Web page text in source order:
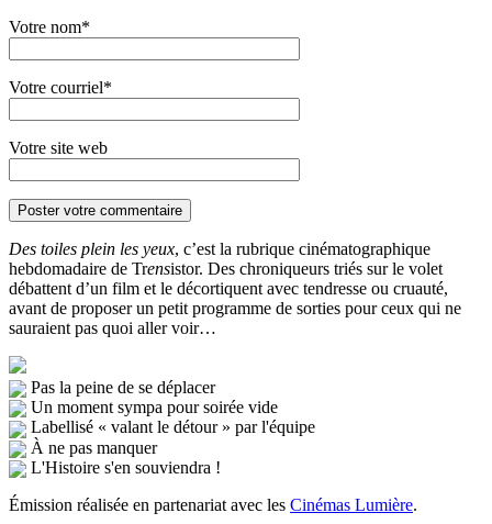
Votre nom*
Votre courriel*
Votre site web
Des toiles plein les yeux, c’est la rubrique cinématographique
hebdomadaire de Trensistor. Des chroniqueurs triés sur le volet
débattent d’un film et le décortiquent avec tendresse ou cruauté,
avant de proposer un petit programme de sorties pour ceux qui ne
sauraient pas quoi aller voir…
Pas la peine de se déplacer
Un moment sympa pour soirée vide
Labellisé « valant le détour » par l'équipe
À ne pas manquer
L'Histoire s'en souviendra !
Émission réalisée en partenariat avec les Cinémas Lumière.